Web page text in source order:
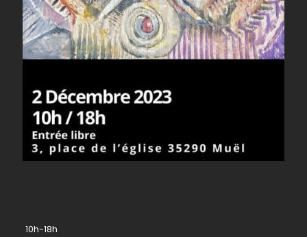
10h-18h